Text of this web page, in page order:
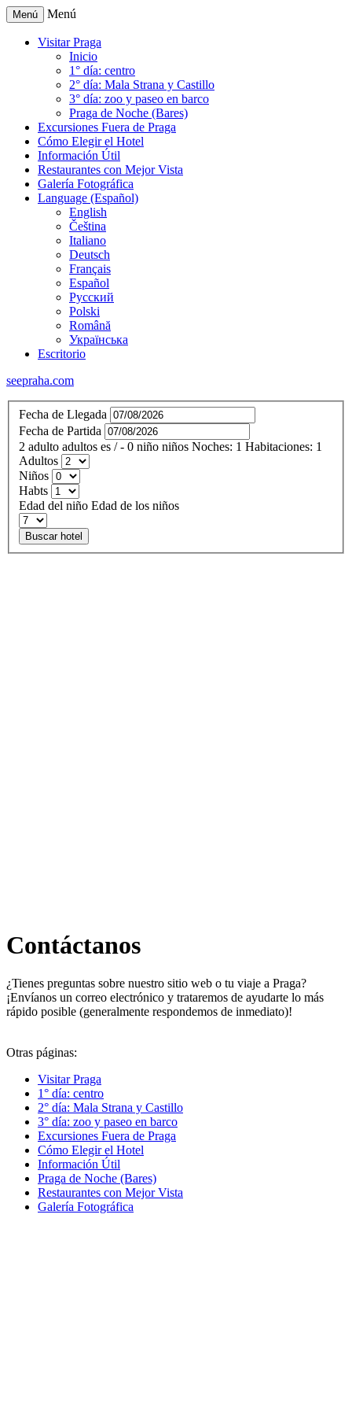
Menú Menú
Visitar Praga
Inicio
1° día: centro
2° día: Mala Strana y Castillo
3° día: zoo y paseo en barco
Praga de Noche (Bares)
Excursiones Fuera de Praga
Cómo Elegir el Hotel
Información Útil
Restaurantes con Mejor Vista
Galería Fotográfica
Language (Español)
English
Čeština
Italiano
Deutsch
Français
Español
Русский
Polski
Română
Українська
Escritorio
seepraha.com
Fecha de Llegada
Fecha de Partida
2 adulto adultos es / - 0 niño niños Noches: 1 Habitaciones: 1
Adultos
Niños
Habts
Edad del niño Edad de los niños
Buscar hotel
Contáctanos
¿Tienes preguntas sobre nuestro sitio web o tu viaje a Praga?
¡Envíanos un correo electrónico y trataremos de ayudarte lo más
rápido posible (generalmente respondemos de inmediato)!
Otras páginas:
Visitar Praga
1° día: centro
2° día: Mala Strana y Castillo
3° día: zoo y paseo en barco
Excursiones Fuera de Praga
Cómo Elegir el Hotel
Información Útil
Praga de Noche (Bares)
Restaurantes con Mejor Vista
Galería Fotográfica